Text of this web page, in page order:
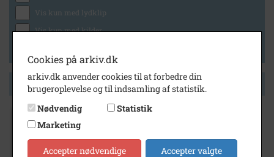
Vis kun med lydklip
Vis kun med kilder
Side 1 af 1
Valdemarsgade 39, d. 15. december 1964.
Cookies på arkiv.dk
arkiv.dk anvender cookies til at forbedre din
brugeroplevelse og til indsamling af statistik.
Nødvendig
Statistik
Marketing
Accepter nødvendige Accepter valgte